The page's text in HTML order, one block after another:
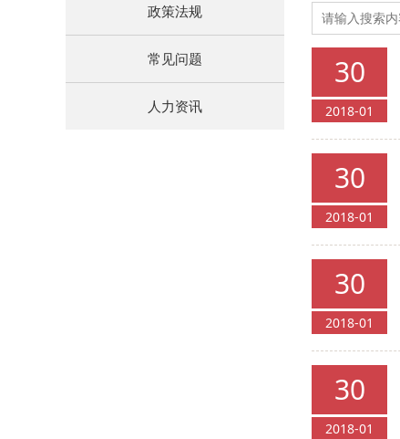
政策法规
常见问题
人力资讯
30
2018-01
30
2018-01
30
2018-01
30
2018-01